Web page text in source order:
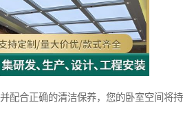
配合正确的清洁保养，您的卧室空间将持